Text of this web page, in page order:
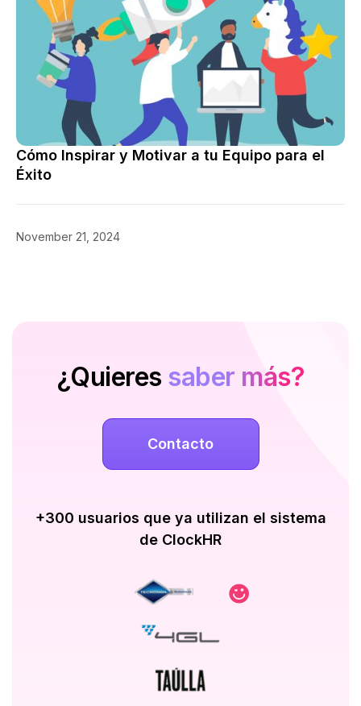
Cómo Inspirar y Motivar a tu Equipo para el
Éxito
November 21, 2024
¿Quieres saber más?
Contacto
+300 usuarios que ya utilizan el sistema
de ClockHR